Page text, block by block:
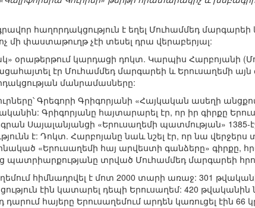
հաղորդակցություն է եղել Մուհամմեդ
մի փաստաթուղթ չէի տեսել դրա վերաբերյալ:
օրաթերթում կարդացի դոկտ. Կարպիս Հարբոյանի
էր Մուհամմեդ մարգարեի և Երուսաղեմի
մանրամասները:
Գրեգորի Գրիգորյանի «Հայկական ասեղի
Գրիգորյանը հայտարարել էր, որ իր գիրքը
Սայալանյանցի «Երուսաղեմի պատմության» 1385-
է: Դոկտ. Հարբոյանը նաև նշել էր, որ նա վերջերս
«Երուսաղեմի հայ արվեստի գանձերը» գիրքը,
պատրիարքությանը տրված Մուհամմեդ մարգարեի
հիմնադրվել է մոտ 2000 տարի առաջ: 301
էին կատարել դեպի Երուսաղեմ: 420 թվականին
հայերը Երուսաղեմում արդեն կառուցել էին